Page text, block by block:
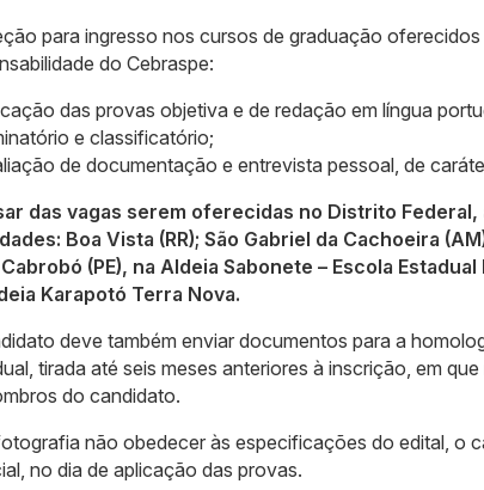
para ingresso nos cursos de graduação
do Cebraspe:
das provas objetiva e de redação em língua
e classificatório;
de documentação e entrevista pessoal, de
das vagas serem oferecidas no Distrito
Boa Vista (RR); São Gabriel da Cachoeira
(PE), na Aldeia Sabonete – Escola
Karapotó Terra Nova.
deve também enviar documentos para a
tirada até seis meses anteriores à inscrição, em
do candidato.
não obedecer às especificações do edital, o
no dia de aplicação das provas.